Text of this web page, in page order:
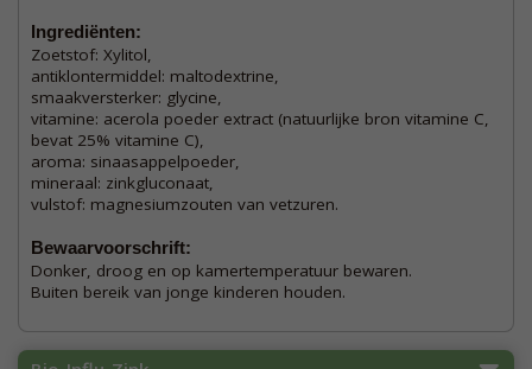
Ingrediënten:
Zoetstof: Xylitol,
antiklontermiddel: maltodextrine,
smaakversterker: glycine,
vitamine: acerola poeder extract (natuurlijke bron vitamine C,
bevat 25% vitamine C),
aroma: sinaasappelpoeder,
mineraal: zinkgluconaat,
vulstof: magnesiumzouten van vetzuren.
Bewaarvoorschrift:
Donker, droog en op kamertemperatuur bewaren.
Buiten bereik van jonge kinderen houden.